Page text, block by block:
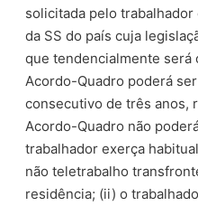
solicitada pelo
da SS do país cuja
que tendencialmente será
Acordo-Quadro poderá
consecutivo de três anos,
Acordo-Quadro não
trabalhador exerça
não teletrabalho
residência; (ii) o